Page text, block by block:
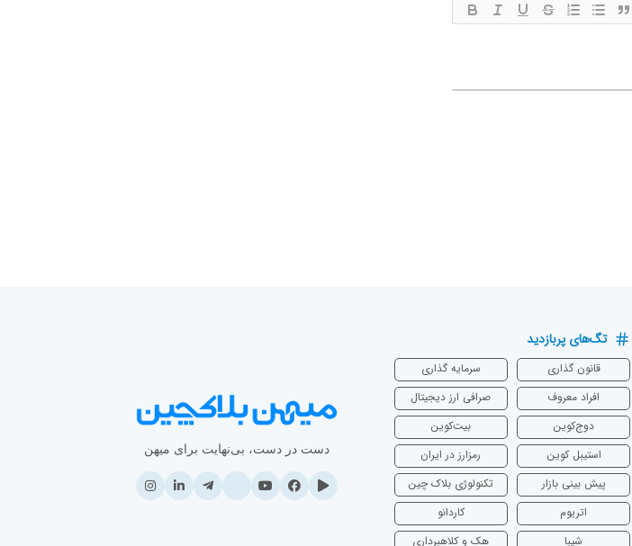
تگ‌های پربازدید
قانون گذاری
سرمایه‌ گذاری
افراد معروف
صرافی ارز دیجیتال
دوج‌کوین
بیت‌کوین
استیبل کوین
رمزارز در ایران
پیش بینی بازار
تکنولوژی بلاک چین
اتریوم
‌کاردانو
شیبا
هک و کلاهبرداری
دست در دست، بی‌نهایت برای میهن